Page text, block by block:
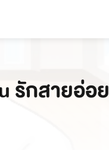
รักสายอ่อย